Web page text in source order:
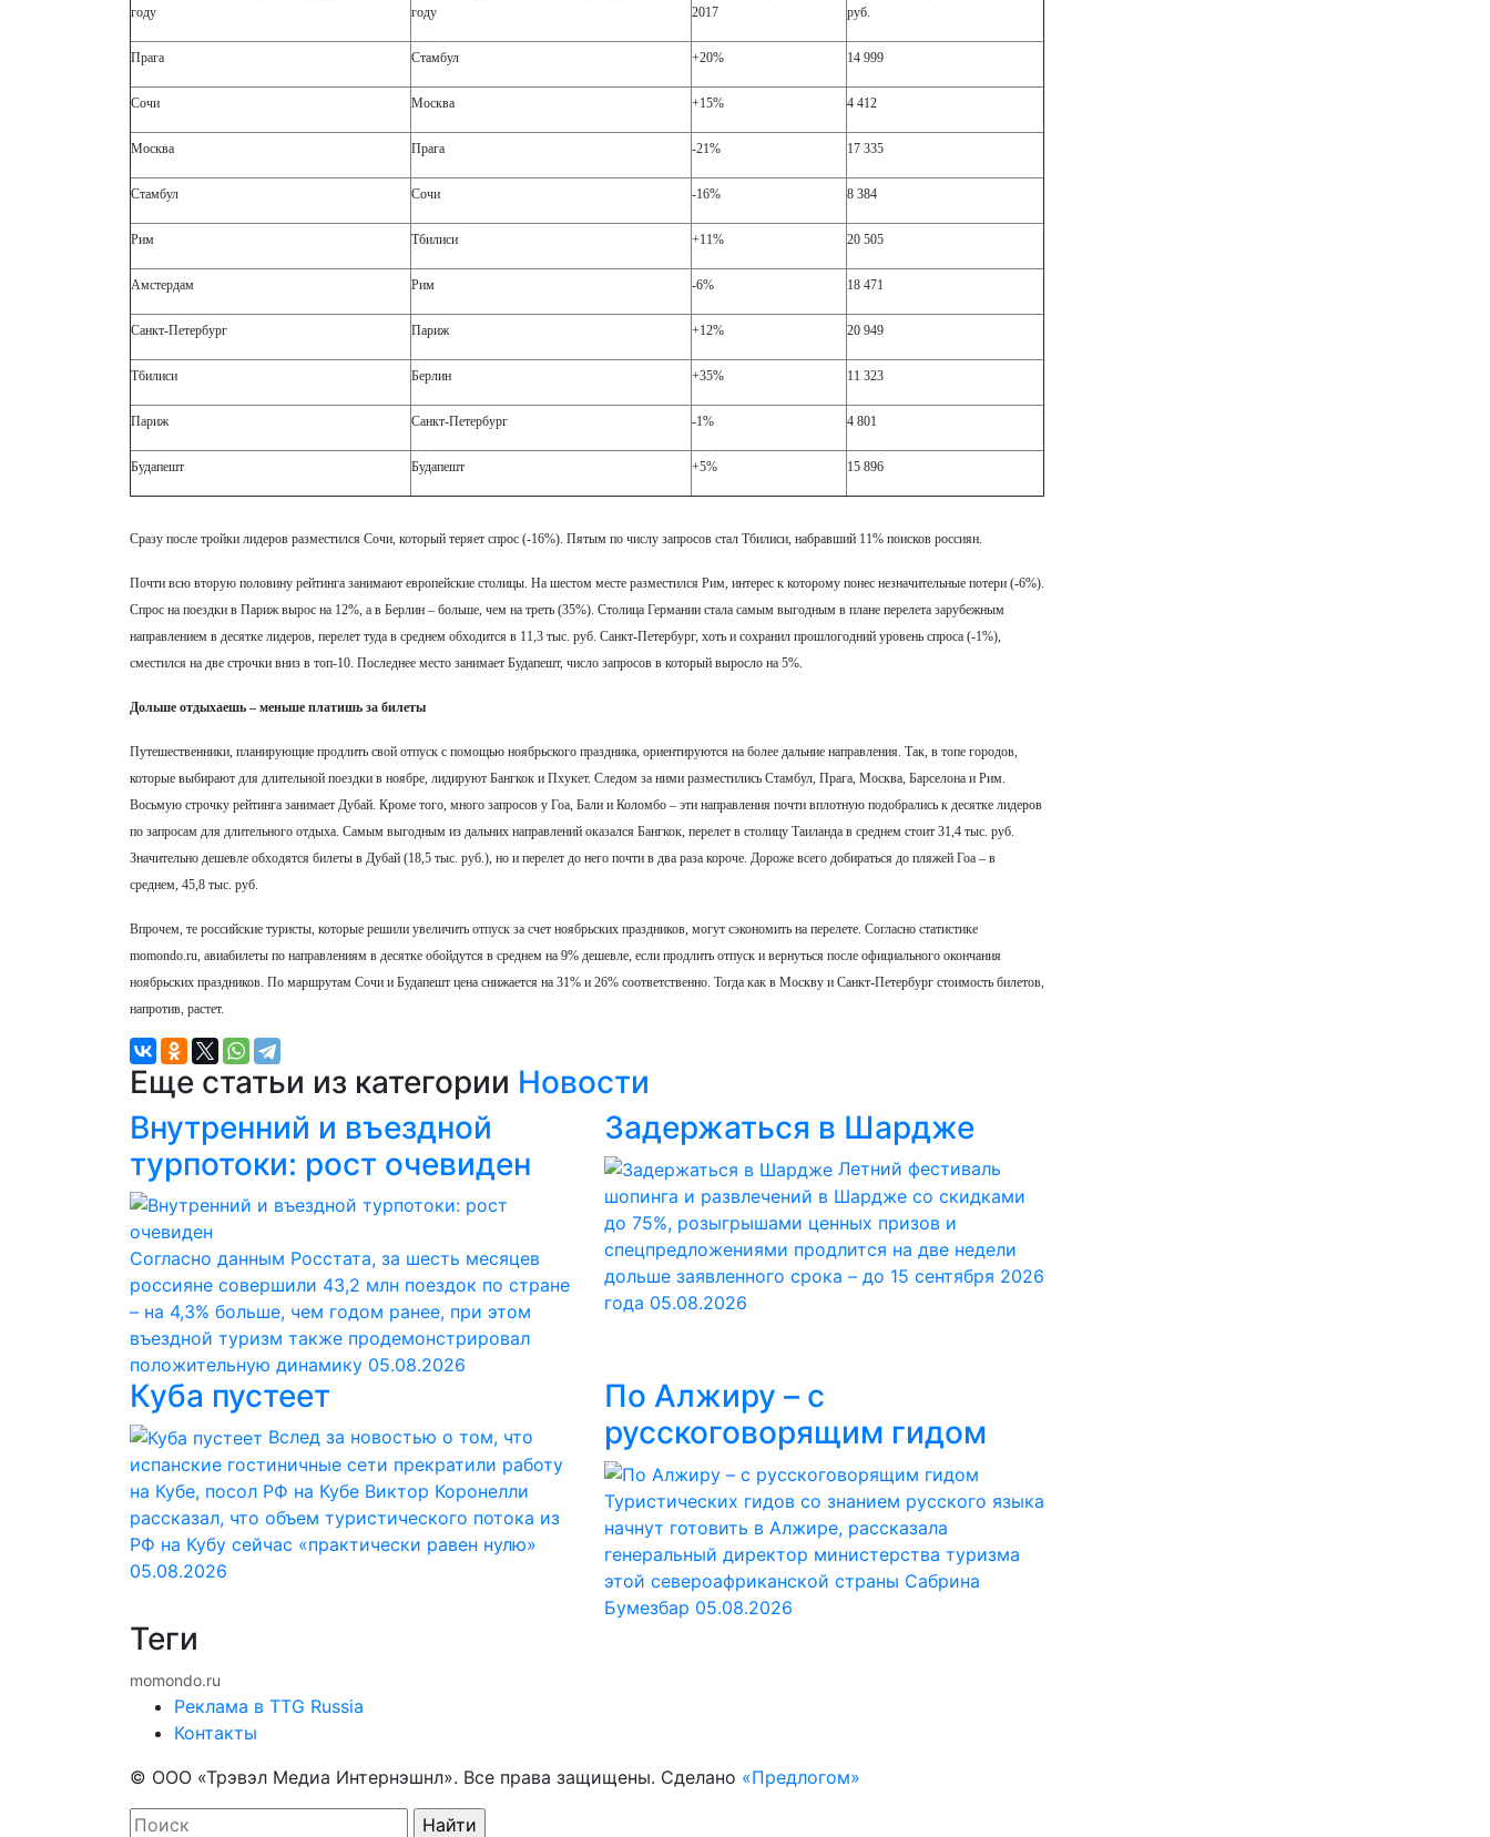
году
году
2017
руб.
Прага Стамбул +20% 14 999
Сочи Москва +15% 4 412
Москва Прага -21% 17 335
Стамбул Сочи -16% 8 384
Рим Тбилиси +11% 20 505
Амстердам Рим -6% 18 471
Санкт-Петербург Париж +12% 20 949
Тбилиси Берлин +35% 11 323
Париж Санкт-Петербург -1% 4 801
Будапешт Будапешт +5% 15 896
Сразу после тройки лидеров разместился Сочи, который теряет спрос (-16%). Пятым по числу запросов стал Тбилиси, набравший 11% поисков россиян.
Почти всю вторую половину рейтинга занимают европейские столицы. На шестом месте разместился Рим, интерес к которому понес незначительные потери (-6%).
Спрос на поездки в Париж вырос на 12%, а в Берлин – больше, чем на треть (35%). Столица Германии стала самым выгодным в плане перелета зарубежным
направлением в десятке лидеров, перелет туда в среднем обходится в 11,3 тыс. руб. Санкт-Петербург, хоть и сохранил прошлогодний уровень спроса (-1%),
сместился на две строчки вниз в топ-10. Последнее место занимает Будапешт, число запросов в который выросло на 5%.
Дольше отдыхаешь – меньше платишь за билеты
Путешественники, планирующие продлить свой отпуск с помощью ноябрьского праздника, ориентируются на более дальние направления. Так, в топе городов,
которые выбирают для длительной поездки в ноябре, лидируют Бангкок и Пхукет. Следом за ними разместились Стамбул, Прага, Москва, Барселона и Рим.
Восьмую строчку рейтинга занимает Дубай. Кроме того, много запросов у Гоа, Бали и Коломбо – эти направления почти вплотную подобрались к десятке лидеров
по запросам для длительного отдыха. Самым выгодным из дальних направлений оказался Бангкок, перелет в столицу Таиланда в среднем стоит 31,4 тыс. руб.
Значительно дешевле обходятся билеты в Дубай (18,5 тыс. руб.), но и перелет до него почти в два раза короче. Дороже всего добираться до пляжей Гоа – в
среднем, 45,8 тыс. руб.
Впрочем, те российские туристы, которые решили увеличить отпуск за счет ноябрьских праздников, могут сэкономить на перелете. Согласно статистике
momondo.ru, авиабилеты по направлениям в десятке обойдутся в среднем на 9% дешевле, если продлить отпуск и вернуться после официального окончания
ноябрьских праздников. По маршрутам Сочи и Будапешт цена снижается на 31% и 26% соответственно. Тогда как в Москву и Санкт-Петербург стоимость билетов,
напротив, растет.
Еще статьи из категории Новости
Внутренний и въездной
турпотоки: рост очевиден
Согласно данным Росстата, за шесть месяцев
россияне совершили 43,2 млн поездок по стране
– на 4,3% больше, чем годом ранее, при этом
въездной туризм также продемонстрировал
положительную динамику 05.08.2026
Задержаться в Шардже
Летний фестиваль
шопинга и развлечений в Шардже со скидками
до 75%, розыгрышами ценных призов и
спецпредложениями продлится на две недели
дольше заявленного срока – до 15 сентября 2026
года 05.08.2026
Куба пустеет
Вслед за новостью о том, что
испанские гостиничные сети прекратили работу
на Кубе, посол РФ на Кубе Виктор Коронелли
рассказал, что объем туристического потока из
РФ на Кубу сейчас «практически равен нулю»
05.08.2026
По Алжиру – с
русскоговорящим гидом
Туристических гидов со знанием русского языка
начнут готовить в Алжире, рассказала
генеральный директор министерства туризма
этой североафриканской страны Сабрина
Бумезбар 05.08.2026
Теги
momondo.ru
Реклама в TTG Russia
Контакты
© ООО «Трэвэл Медиа Интернэшнл». Все права защищены. Сделано «Предлогом»